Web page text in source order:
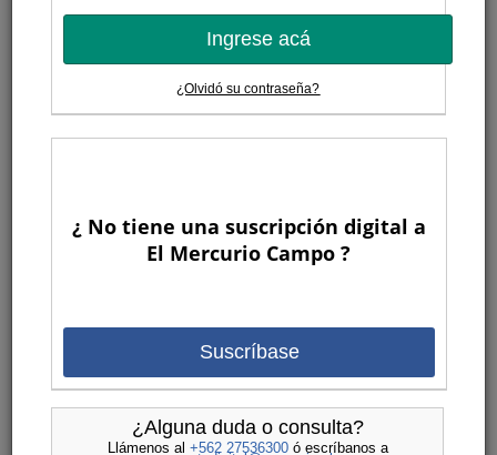
Ingrese acá
¿Olvidó su contraseña?
¿ No tiene una suscripción digital a
El Mercurio Campo ?
Suscríbase
¿Alguna duda o consulta?
Llámenos al +562 27536300ó escríbanos a